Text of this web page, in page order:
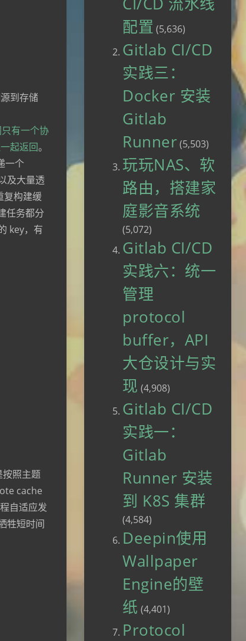
配置 (5,636)
Gitlab CI/CD
实践三：
Docker 安装
Gitlab
Runner (5,503)
玩玩NAS、软
路由，搭建家
庭影音系统
(5,072)
Gitlab CI/CD
实践六：统一
管理
protocol
buffer，API
大仓设计与实
现 (4,908)
Gitlab CI/CD
实践一：
Gitlab
Runner 安装
到 K8S 集群
(4,584)
Deepin使用
Wallpaper
Engine的壁
纸 (4,401)
Protocol
到存储
有一个协
起返回。
一个
及大量透
复构建缓
任务都分
key，有
按照主题
cache
自适应发
牲短时间